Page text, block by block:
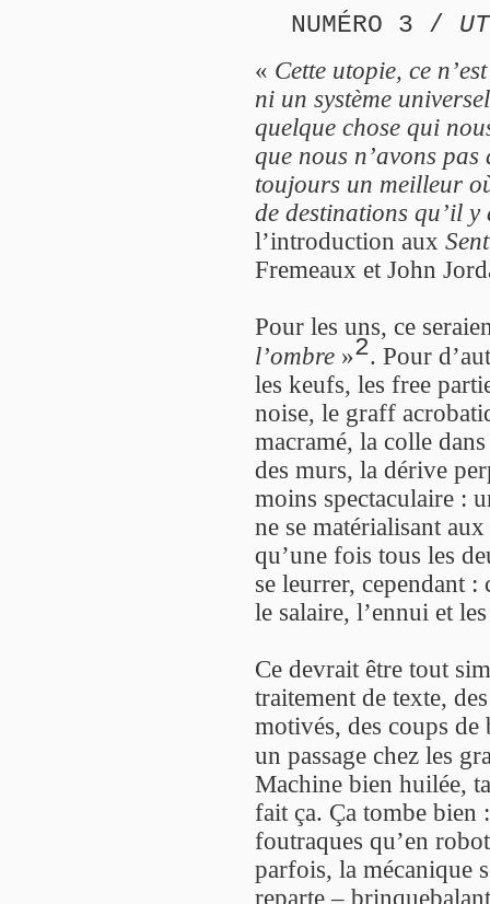
NUMÉRO 3 /
« Cette utopie, ce
ni un système
quelque chose qui
que nous n’avons
toujours un meilleur
de destinations qu’il
l’introduction aux
Fremeaux et John
Pour les uns, ce
l’ombre »2. Pour
les keufs, les free
noise, le graff
macramé, la colle
des murs, la dérive
moins spectaculaire :
ne se matérialisant
qu’une fois tous les
se leurrer, cependant
le salaire, l’ennui et
Ce devrait être tout
traitement de texte,
motivés, des coups
un passage chez les
Machine bien huilée,
fait ça. Ça tombe bien
foutraques qu’en
parfois, la mécanique
reparte –